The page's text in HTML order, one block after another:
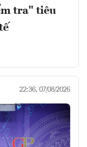
tra" tiêu
22:36, 07/08/2026